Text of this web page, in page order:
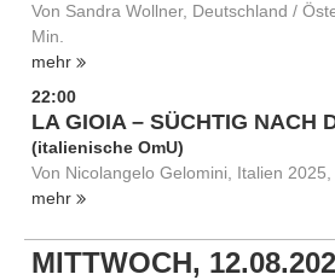
Von Sandra Wollner, Deutschland /
Min.
mehr
22:00
LA GIOIA – SÜCHTIG NACH
(italienische OmU)
Von Nicolangelo Gelomini, Italien 2025,
mehr
MITTWOCH,